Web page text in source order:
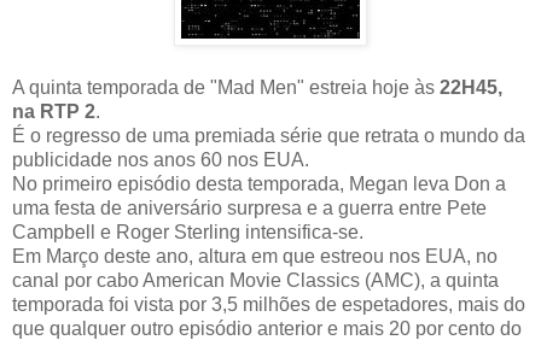
A quinta temporada de "Mad Men" estreia hoje às 22H45,
na RTP 2.
É o regresso de uma premiada série que retrata o mundo da
publicidade nos anos 60 nos EUA.
No primeiro episódio desta temporada, Megan leva Don a
uma festa de aniversário surpresa e a guerra entre Pete
Campbell e Roger Sterling intensifica-se.
Em Março deste ano, altura em que estreou nos EUA, no
canal por cabo American Movie Classics (AMC), a quinta
temporada foi vista por 3,5 milhões de espetadores, mais do
que qualquer outro episódio anterior e mais 20 por cento do